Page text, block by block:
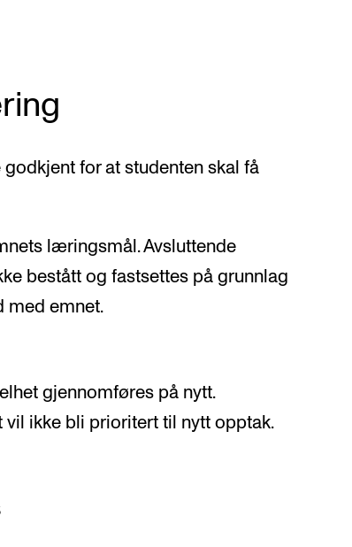
for at studenten skal få
læringsmål. Avsluttende
bestått og fastsettes på grunnlag
med emnet.
gjennomføres på nytt.
vil ikke bli prioritert til nytt opptak.